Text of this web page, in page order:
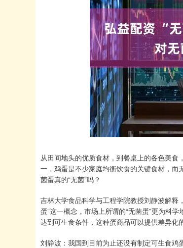
从田间地头的优质食材，到餐桌上的各色美
一，鸡蛋是不少家庭均衡饮食的关键食材，而
菌蛋真的“无菌”吗？
吉林大学食品科学与工程学院教授刘静波解释
蛋”这一概念，市场上所谓的“无菌蛋”更为科
达到可生食条件，这种蛋商品可以提供差异化
刘静波：我国到目前为止还没有制定可生食鸡